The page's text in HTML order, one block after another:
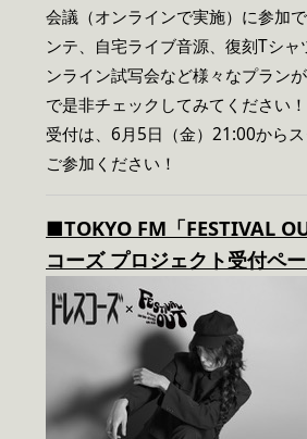
会議（オンラインで実施）に参加
ンテ、自宅ライブ音源、復刻Tシ
ンライン試写会など様々なプラン
で是非チェックしてみてください！
受付は、6月5日（金）21:00から
ご参加ください！
■TOKYO FM「FESTIVAL
コーズ プロジェクト受付ペ